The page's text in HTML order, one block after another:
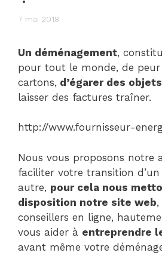
7 mai 2018
Un déménagement,
pour tout le monde, de peur
cartons, d’égarer des
laisser des factures traîner.
http://www.fournisseur-
Nous vous proposons notre
faciliter votre transition
autre, pour cela nous
disposition notre site web
conseillers en ligne,
vous aider à entreprendre
avant même votre